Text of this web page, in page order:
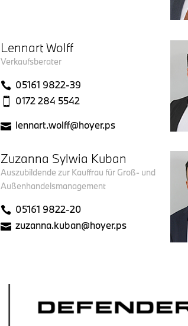
Lennart Wolff
Verkaufsberater
05161 9822-39
0172 284 5542
lennart.wolff@hoyer.ps
Zuzanna Sylwia Kuban
Auszubildende zur Kauffrau für Groß- und
Außenhandelsmanagement
05161 9822-20
zuzanna.kuban@hoyer.ps